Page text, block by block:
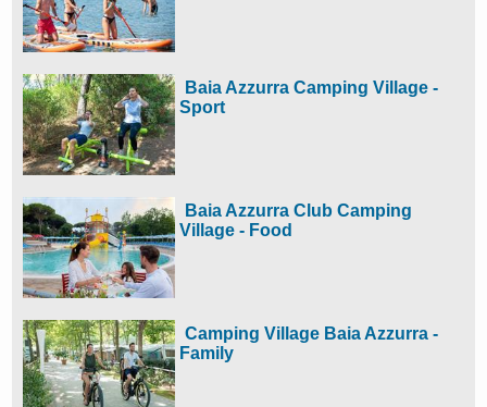
Baia Azzurra Camping Village -
Sport
Baia Azzurra Club Camping
Village - Food
Camping Village Baia Azzurra -
Family